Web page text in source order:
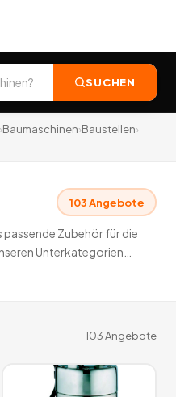
SUCHEN
›Baumaschinen›Baustellen›
103Angebote
passende Zubehör für die
Unterkategorien
und
103Angebote